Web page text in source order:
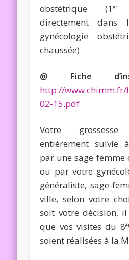
obstétrique (1er
directement dans
gynécologie
chaussée)
@ Fiche
http://
02-15.pdf
Votre
entièrement suivie
par une sage femme
ou par votre
généraliste, sage-
ville, selon votre
soit votre décision, il
que vos visites du 8
soient réalisées à la